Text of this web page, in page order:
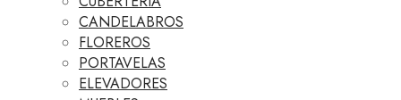
CANDELABROS
FLOREROS
PORTAVELAS
ELEVADORES